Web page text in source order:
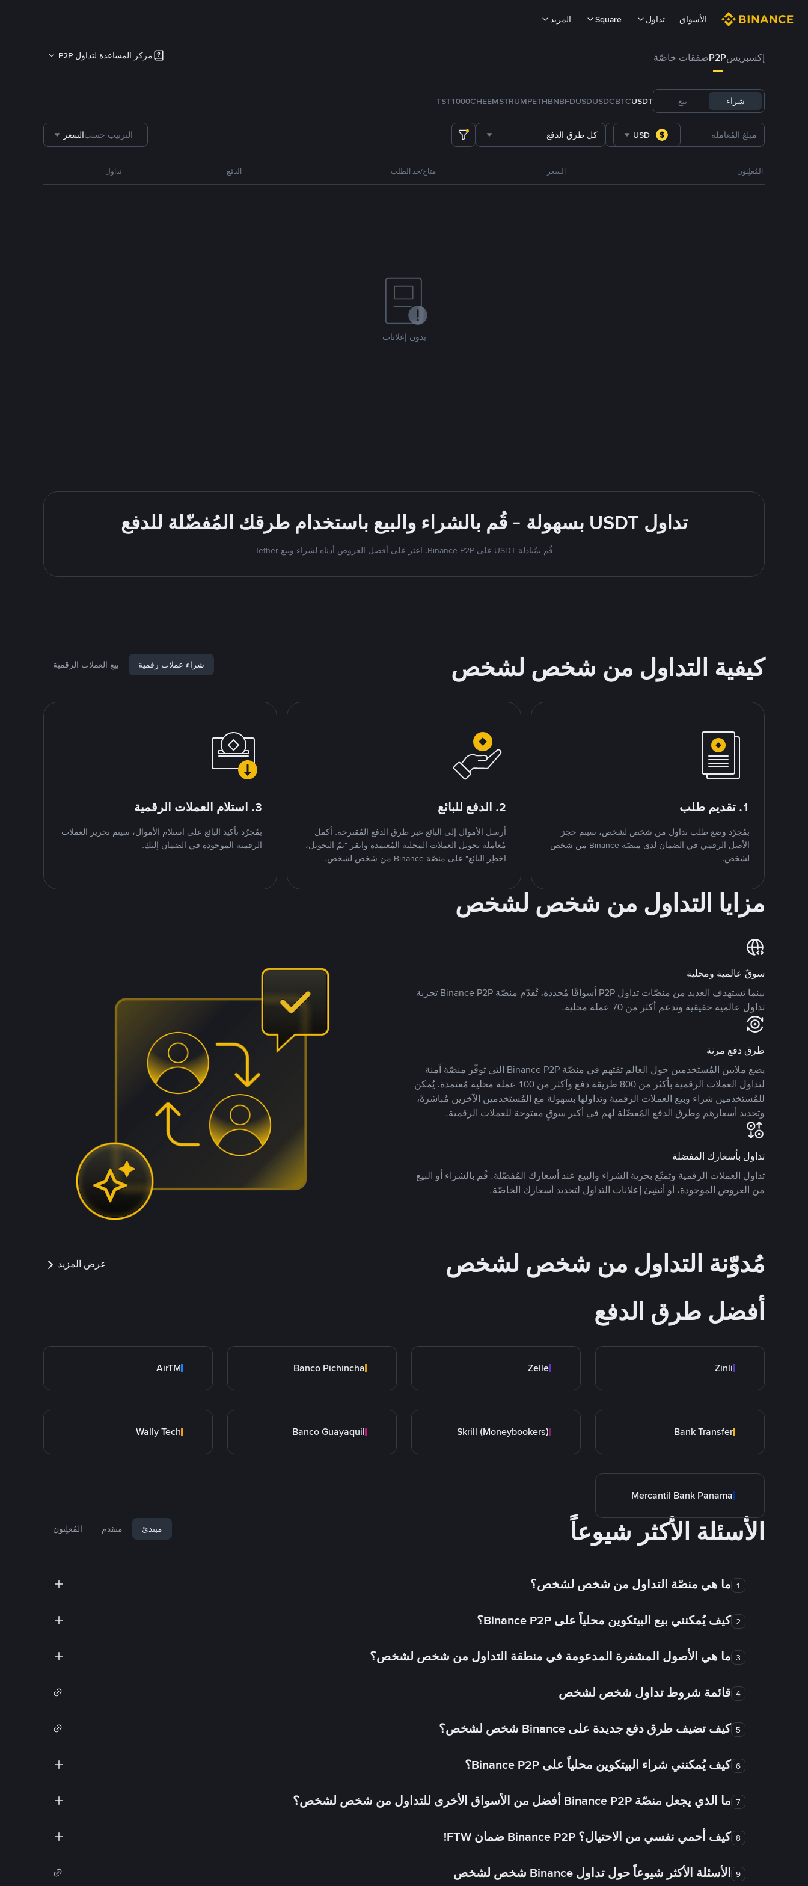
الأسواق تداول Square المزيد
إكسبريسP2Pصفقات خاصّة مركز المساعدة لتداول P2P
شراء بيع USDT
BTC
USDC
FDUSD
BNB
ETH
TRUMP
1000CHEEMS
TST
USD كل طرق الدفع الترتيب حسبالسعر
المُعلِنون السعر متاح/حد الطلب الدفع تداول
بدون إعلانات
تداول USDT بسهولة - قُم بالشراء والبيع باستخدام طرقك المُفضّلة للدفع
قُم بمُبادلة USDT على Binance P2P. اعثر على أفضل العروض أدناه لشراء وبيع Tether
كيفية التداول من شخص لشخص شراء عملات رقمية بيع العملات الرقمية
1. تقديم طلب
بمُجرّد وضع طلب تداول من شخص لشخص، سيتم حجز
الأصل الرقمي في الضمان لدى منصّة Binance من شخص
لشخص.
2. الدفع للبائع
أرسل الأموال إلى البائع عبر طرق الدفع المُقترحة. أكمل
مُعاملة تحويل العملات المحلية المُعتمدة وانقر "تمّ التحويل،
اخطِر البائع" على منصّة Binance من شخص لشخص.
3. استلام العملات الرقمية
بمُجرّد تأكيد البائع على استلام الأموال، سيتم تحرير العملات
الرقمية الموجودة في الضمان إليك.
مزايا التداول من شخص لشخص
سوقٌ عالمية ومحلية
بينما تستهدف العديد من منصّات تداول P2P أسواقًا مُحددة، تُقدّم منصّة Binance P2P تجربة
تداول عالمية حقيقية وتدعم أكثر من 70 عملة محلية.
طرق دفع مرنة
يضع ملايين المُستخدمين حول العالم ثقتهم في منصّة Binance P2P التي توفّر منصّة آمنة
لتداول العملات الرقمية بأكثر من 800 طريقة دفع وأكثر من 100 عملة محلية مُعتمدة. يُمكن
للمُستخدمين شراء وبيع العملات الرقمية وتداولها بسهولة مع المُستخدمين الآخرين مُباشرةً،
وتحديد أسعارهم وطرق الدفع المُفضّلة لهم في أكبر سوقٍ مفتوحة للعملات الرقمية.
تداول بأسعارك المفضلة
تداول العملات الرقمية وتمتّع بحرية الشراء والبيع عند أسعارك المُفضّلة. قُم بالشراء أو البيع
من العروض الموجودة، أو أنشِئ إعلانات التداول لتحديد أسعارك الخاصّة.
مُدوّنة التداول من شخص لشخص عرض المزيد
أفضل طرق الدفع
Zinli
Zelle
Banco Pichincha
AirTM
Bank Transfer
Skrill (Moneybookers)
Banco Guayaquil
Wally Tech
Mercantil Bank Panama
الأسئلة الأكثر شيوعاً مبتدئ متقدم المُعلِنون
1 ما هي منصّة التداول من شخص لشخص؟
2 كيف يُمكنني بيع البيتكوين محلياً على Binance P2P؟
3 ما هي الأصول المشفرة المدعومة في منطقة التداول من شخص لشخص؟
4 قائمة شروط تداول شخص لشخص
5 كيف تضيف طرق دفع جديدة على Binance شخص لشخص؟
6 كيف يُمكنني شراء البيتكوين محلياً على Binance P2P؟
7 ما الذي يجعل منصّة Binance P2P أفضل من الأسواق الأخرى للتداول من شخص لشخص؟
8 كيف أحمي نفسي من الاحتيال؟ Binance P2P ضمان FTW!
9 الأسئلة الأكثر شيوعاً حول تداول Binance شخص لشخص